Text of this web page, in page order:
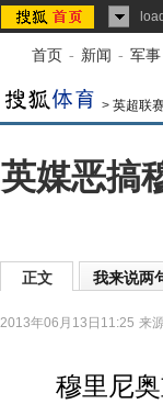
首页 - 新闻 - 军事
> 英超联
英媒恶搞
正文 我来说两
2013年06月13日11:25 来
穆里尼奥